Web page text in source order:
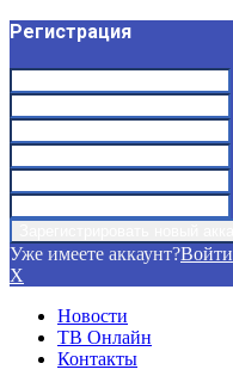
Регистрация
Уже имеете аккаунт?Войти
X
Новости
ТВ Онлайн
Контакты